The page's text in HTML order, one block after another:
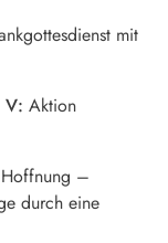
mit
V: Aktion
–
durch eine